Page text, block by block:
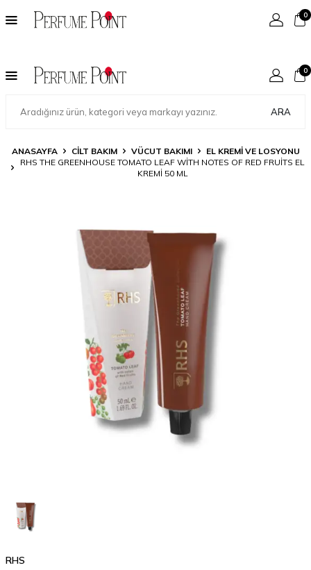
0
ARA
0
ANASAYFA CILT BAKIM VÜCUT BAKIMI
EL KREMI VE LOSYONU
RHS THE GREENHOUSE TOMATO LEAF WITH NOTES OF RED FRUITS EL
KREMI 50 ML
RHS